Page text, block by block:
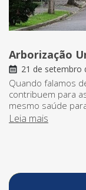
Arborização
21 de setembro
Quando falamos
contribuem para
mesmo saúde
Leia mais